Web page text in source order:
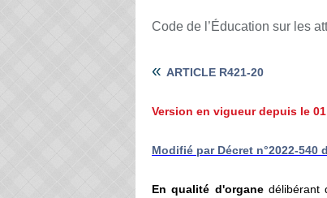
Code de l’Éducation sur les
« ARTICLE R421-20
Version en vigueur depuis le
Modifié par Décret n°2022-540
En qualité d'organedélibérant